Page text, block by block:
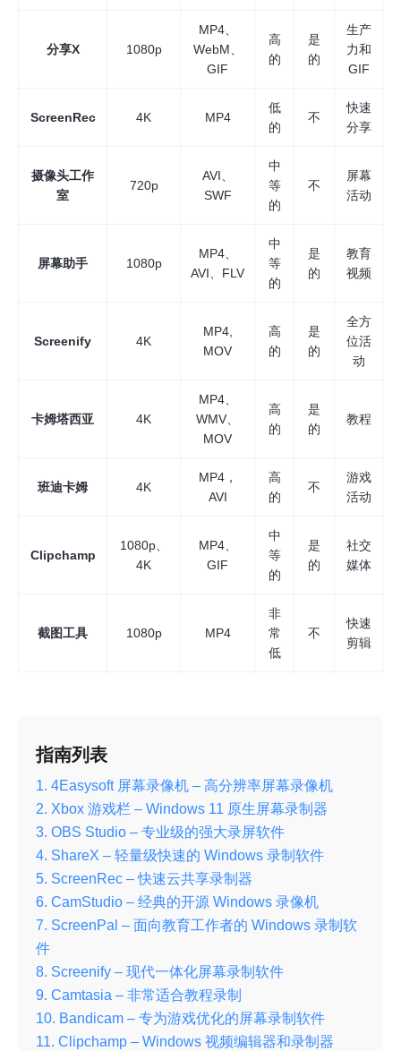
分享X 1080p
MP4、
WebM、
GIF
高
的
是
的
生产
力和
GIF
ScreenRec 4K MP4
低
的
不
快速
分享
摄像头工作
室
720p
AVI、
SWF
中
等
的
不
屏幕
活动
屏幕助手 1080p
MP4、
AVI、FLV
中
等
的
是
的
教育
视频
Screenify 4K
MP4,
MOV
高
的
是
的
全方
位活
动
卡姆塔西亚 4K
MP4、
WMV、
MOV
高
的
是
的
教程
班迪卡姆 4K
MP4，
AVI
高
的
不
游戏
活动
Clipchamp
1080p、
4K
MP4、
GIF
中
等
的
是
的
社交
媒体
截图工具 1080p MP4
非
常
低
不
快速
剪辑
指南列表
1. 4Easysoft 屏幕录像机 – 高分辨率屏幕录像机
2. Xbox 游戏栏 – Windows 11 原生屏幕录制器
3. OBS Studio – 专业级的强大录屏软件
4. ShareX – 轻量级快速的 Windows 录制软件
5. ScreenRec – 快速云共享录制器
6. CamStudio – 经典的开源 Windows 录像机
7. ScreenPal – 面向教育工作者的 Windows 录制软
件
8. Screenify – 现代一体化屏幕录制软件
9. Camtasia – 非常适合教程录制
10. Bandicam – 专为游戏优化的屏幕录制软件
11. Clipchamp – Windows 视频编辑器和录制器